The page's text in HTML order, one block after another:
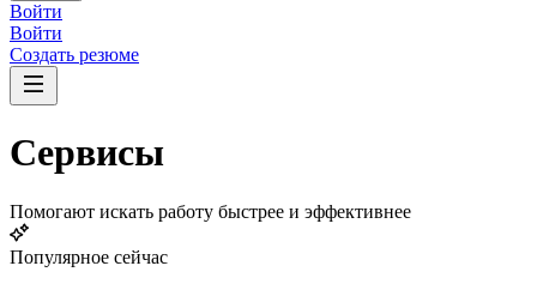
Войти
Войти
Создать резюме
Сервисы
Помогают искать работу быстрее и эффективнее
Популярное сейчас